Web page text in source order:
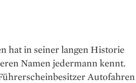
hat in seiner langen Historie
Namen jedermann kennt.
Autofahren